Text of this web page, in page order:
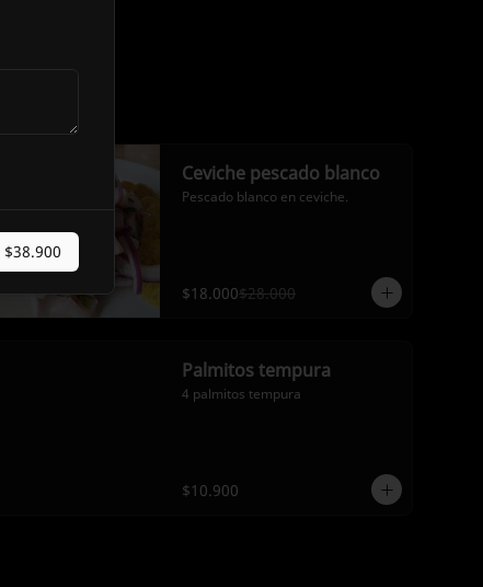
Ceviche pescado blanco
Pescado blanco en ceviche.
$18.000$28.000
Palmitos tempura
4 palmitos tempura
$10.900
$38.900